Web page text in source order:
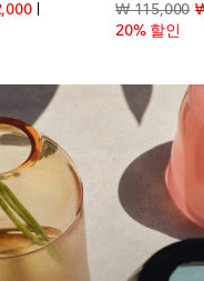
pricediscount price₩ 115,000
20% 할인